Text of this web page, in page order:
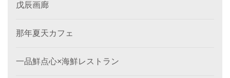
戊辰画廊
那年夏天カフェ
一品鮮点心×海鮮レストラン